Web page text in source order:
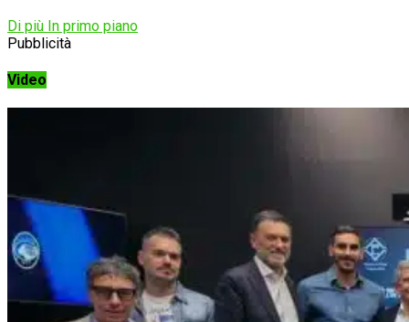
Di più In primo piano
Pubblicità
Video